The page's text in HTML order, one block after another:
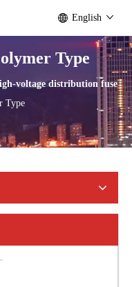
English
Type
voltage distribution fuse
Type